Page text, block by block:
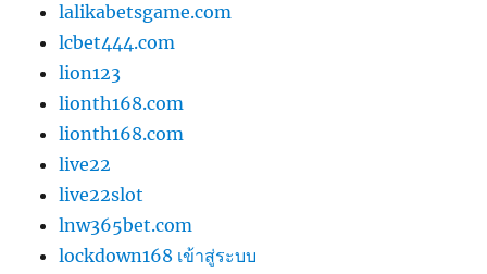
lalikabetsgame.com
lcbet444.com
lion123
lionth168.com
lionth168.com
live22
live22slot
lnw365bet.com
lockdown168 เข้าสู่ระบบ